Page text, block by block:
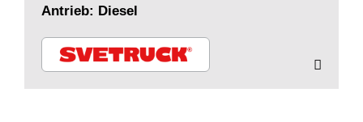
Antrieb: Diesel